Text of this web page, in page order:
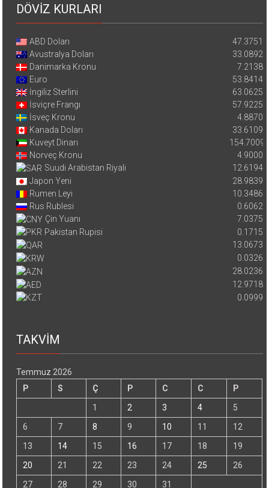
DÖVİZ KURLARI
ABD Doları
47.3751
Avustralya Doları
33.0892
Danimarka Kronu
7.2138
Euro
53.8414
İngiliz Sterlini
63.0625
İsviçre Frangı
57.9225
İsveç Kronu
4.8870
Kanada Doları
33.6109
Kuveyt Dinarı
154.7009
Norveç Kronu
4.9000
Suudi Arabistan Riyali
12.6194
Japon Yeni
28.9839
Rumen Leyi
10.3486
Rus Rublesi
0.6062
Çin Yuanı
7.0375
Pakistan Rupisi
0.1715
13.0673
0.0326
28.0236
12.9718
0.0999
TAKVİM
Temmuz 2026
P
S Ç P C C
P
1
2 3 4
5
6
7 8 9 10 11
12
13
14 15 16 17 18
19
20
21 22 23 24 25
26
27
28 29 30 31